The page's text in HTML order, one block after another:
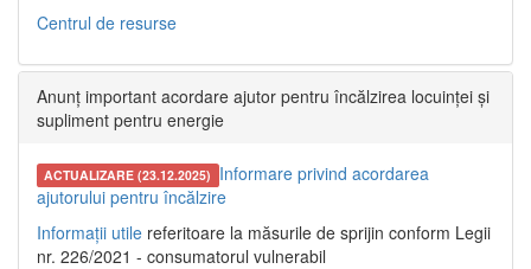
Centrul de resurse
Anunț important acordare ajutor pentru încălzirea locuinței și
supliment pentru energie
ACTUALIZARE (23.12.2025) Informare privind acordarea
ajutorului pentru încălzire
Informații utile referitoare la măsurile de sprijin conform Legii
nr. 226/2021 - consumatorul vulnerabil